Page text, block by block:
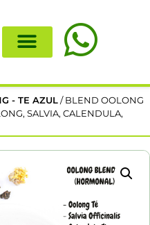
- TE AZUL / BLEND OOLONG
SALVIA, CALENDULA,